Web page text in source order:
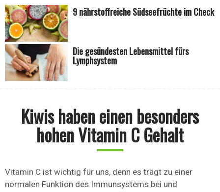
9 nährstoffreiche Südseefrüchte im Check
Die gesündesten Lebensmittel fürs
Lymphsystem
Kiwis haben einen besonders
hohen Vitamin C Gehalt
Vitamin C ist wichtig für uns, denn es trägt zu einer
normalen Funktion des Immunsystems bei und